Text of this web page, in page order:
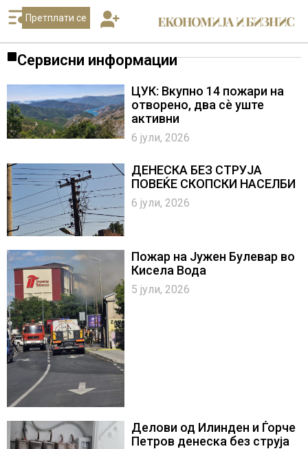
Претплати се
Сервисни информации
ЦУК: Вкупно 14 пожари на
отворено, два сѐ уште
активни
6 јули, 2026
ДЕНЕСКА БЕЗ СТРУЈА
ПОВЕЌЕ СКОПСКИ НАСЕЛБИ
6 јули, 2026
Пожар на Јужен Булевар во
Кисела Вода
5 јули, 2026
Делови од Илинден и Ѓорче
Петров денеска без струја